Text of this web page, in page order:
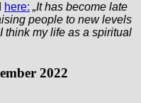
here: „It has become late
people to new levels
think my life as a spiritual
2022